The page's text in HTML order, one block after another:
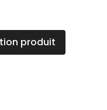
produit